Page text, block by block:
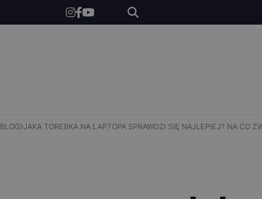
NEWS
BLOG JAKA TOREBKA NA LAPTOPA SPRAWDZI SIĘ NAJLEPIEJ? NA CO